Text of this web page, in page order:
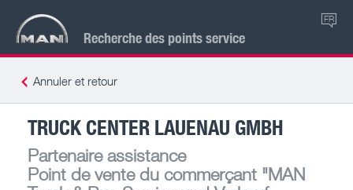
Recherche des points service
FR
Annuler et retour
TRUCK CENTER LAUENAU GMBH
Partenaire assistance
Point de vente du commerçant "MAN